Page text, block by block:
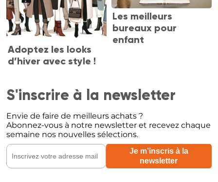
Adoptez les looks
d’hiver avec style !
Les meilleurs
bureaux pour
enfant
S'inscrire à la newsletter
Envie de faire de meilleurs achats ?
Abonnez-vous à notre newsletter et recevez chaque
semaine nos nouvelles sélections.